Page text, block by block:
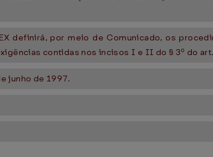
definirá, por meio de Comunicado, os
contidas nos incisos I e II do § 3º do
junho de 1997.